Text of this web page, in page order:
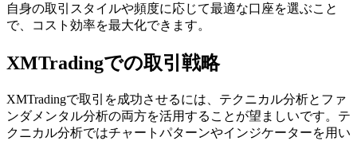
自身の取引スタイルや頻度に応じて最適な口座を選ぶこと
で、コスト効率を最大化できます。
XMTradingでの取引戦略
XMTradingで取引を成功させるには、テクニカル分析とファ
ンダメンタル分析の両方を活用することが望ましいです。テ
クニカル分析ではチャートパターンやインジケーターを用い